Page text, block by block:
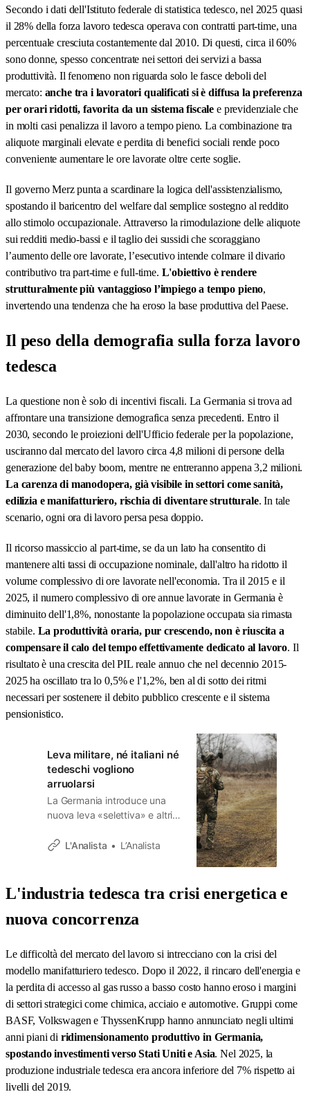
Secondo i dati dell'Istituto federale di statistica tedesco, nel 2025 quasi
il 28% della forza lavoro tedesca operava con contratti part-time, una
percentuale cresciuta costantemente dal 2010. Di questi, circa il 60%
sono donne, spesso concentrate nei settori dei servizi a bassa
produttività. Il fenomeno non riguarda solo le fasce deboli del
mercato: anche tra i lavoratori qualificati si è diffusa la preferenza
per orari ridotti, favorita da un sistema fiscale e previdenziale che
in molti casi penalizza il lavoro a tempo pieno. La combinazione tra
aliquote marginali elevate e perdita di benefici sociali rende poco
conveniente aumentare le ore lavorate oltre certe soglie.
Il governo Merz punta a scardinare la logica dell'assistenzialismo,
spostando il baricentro del welfare dal semplice sostegno al reddito
allo stimolo occupazionale. Attraverso la rimodulazione delle aliquote
sui redditi medio-bassi e il taglio dei sussidi che scoraggiano
l’aumento delle ore lavorate, l’esecutivo intende colmare il divario
contributivo tra part-time e full-time. L'obiettivo è rendere
strutturalmente più vantaggioso l’impiego a tempo pieno,
invertendo una tendenza che ha eroso la base produttiva del Paese.
Il peso della demografia sulla forza lavoro
tedesca
La questione non è solo di incentivi fiscali. La Germania si trova ad
affrontare una transizione demografica senza precedenti. Entro il
2030, secondo le proiezioni dell'Ufficio federale per la popolazione,
usciranno dal mercato del lavoro circa 4,8 milioni di persone della
generazione del baby boom, mentre ne entreranno appena 3,2 milioni.
La carenza di manodopera, già visibile in settori come sanità,
edilizia e manifatturiero, rischia di diventare strutturale. In tale
scenario, ogni ora di lavoro persa pesa doppio.
Il ricorso massiccio al part-time, se da un lato ha consentito di
mantenere alti tassi di occupazione nominale, dall'altro ha ridotto il
volume complessivo di ore lavorate nell'economia. Tra il 2015 e il
2025, il numero complessivo di ore annue lavorate in Germania è
diminuito dell'1,8%, nonostante la popolazione occupata sia rimasta
stabile. La produttività oraria, pur crescendo, non è riuscita a
compensare il calo del tempo effettivamente dedicato al lavoro. Il
risultato è una crescita del PIL reale annuo che nel decennio 2015-
2025 ha oscillato tra lo 0,5% e l'1,2%, ben al di sotto dei ritmi
necessari per sostenere il debito pubblico crescente e il sistema
pensionistico.
Leva militare, né italiani né
tedeschi vogliono
arruolarsi
La Germania introduce una
nuova leva «selettiva» e altri
parlare di coscrizione. I dati
molto più sfumata, soprattutto
tra i più giovani.
L'Analista L’Analista
L'industria tedesca tra crisi energetica e
nuova concorrenza
Le difficoltà del mercato del lavoro si intrecciano con la crisi del
modello manifatturiero tedesco. Dopo il 2022, il rincaro dell'energia e
la perdita di accesso al gas russo a basso costo hanno eroso i margini
di settori strategici come chimica, acciaio e automotive. Gruppi come
BASF, Volkswagen e ThyssenKrupp hanno annunciato negli ultimi
anni piani di ridimensionamento produttivo in Germania,
spostando investimenti verso Stati Uniti e Asia. Nel 2025, la
produzione industriale tedesca era ancora inferiore del 7% rispetto ai
livelli del 2019.